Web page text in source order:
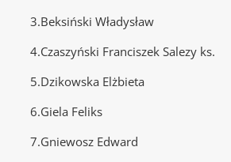
3.Beksiński Władysław
4.Czaszyński Franciszek Salezy ks.
5.Dzikowska Elżbieta
6.Giela Feliks
7.Gniewosz Edward